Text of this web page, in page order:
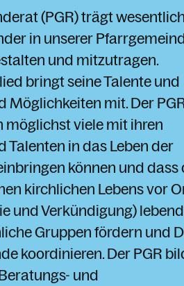
(PGR) trägt
in unserer
und mitzutragen.
bringt seine Talente und
Möglichkeiten mit. Der
möglichst viele mit ihren
Talenten in das Leben der
können und dass
kirchlichen Lebens vor
und Verkündigung)
Gruppen fördern und
koordinieren. Der PGR
und